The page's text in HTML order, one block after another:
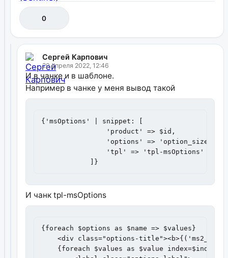
0
Сергей Карпович
20 апреля 2022, 12:46
И в чанке и в шаблоне.
Например в чанке у меня вывод такой
{'msOptions' | snippet: [
                'product' => $id,
                'options' => 'option_size',
                'tpl' => 'tpl-msOptions'
            ]}
И чанк tpl-msOptions
{foreach $options as $name => $values}
<div class="options-
    {foreach $values as $value index=$index}